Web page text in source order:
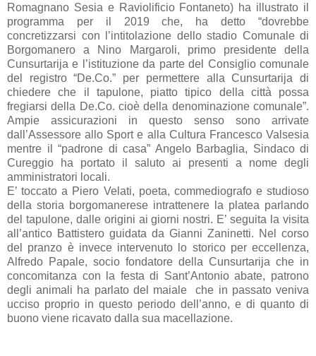
Romagnano Sesia e Raviolificio Fontaneto) ha illustrato il
programma per il 2019 che, ha detto “dovrebbe
concretizzarsi con l’intitolazione dello stadio Comunale di
Borgomanero a Nino Margaroli, primo presidente della
Cunsurtarija e l’istituzione da parte del Consiglio comunale
del registro “De.Co.” per permettere alla Cunsurtarija di
chiedere che il tapulone, piatto tipico della città possa
fregiarsi della De.Co. cioè della denominazione comunale”.
Ampie assicurazioni in questo senso sono arrivate
dall’Assessore allo Sport e alla Cultura Francesco Valsesia
mentre il “padrone di casa” Angelo Barbaglia, Sindaco di
Cureggio ha portato il saluto ai presenti a nome degli
amministratori locali.
E’ toccato a Piero Velati, poeta, commediografo e studioso
della storia borgomanerese intrattenere la platea parlando
del tapulone, dalle origini ai giorni nostri. E’ seguita la visita
all’antico Battistero guidata da Gianni Zaninetti. Nel corso
del pranzo è invece intervenuto lo storico per eccellenza,
Alfredo Papale, socio fondatore della Cunsurtarija che in
concomitanza con la festa di Sant’Antonio abate, patrono
degli animali ha parlato del maiale che in passato veniva
ucciso proprio in questo periodo dell’anno, e di quanto di
buono viene ricavato dalla sua macellazione.